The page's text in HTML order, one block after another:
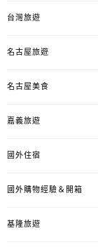
台灣旅遊
名古屋旅遊
名古屋美食
嘉義旅遊
國外住宿
國外購物經驗＆開箱
基隆旅遊